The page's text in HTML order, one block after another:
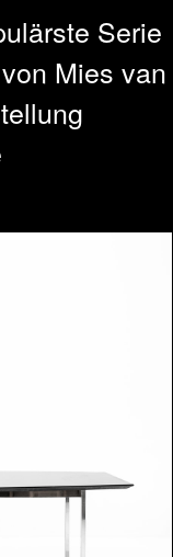
Serie
Mies van